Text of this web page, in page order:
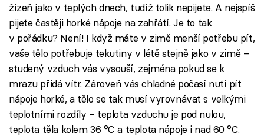
žízeň jako v teplých dnech, tudíž tolik nepijete. A nejspíš
pijete častěji horké nápoje na zahřátí. Je to tak
v pořádku? Není! I když máte v zimě menší potřebu pít,
vaše tělo potřebuje tekutiny v létě stejně jako v zimě –
studený vzduch vás vysouší, zejména pokud se k
mrazu přidá vítr. Zároveň vás chladné počasí nutí pít
nápoje horké, a tělo se tak musí vyrovnávat s velkými
teplotními rozdíly – teplota vzduchu je pod nulou,
teplota těla kolem 36 °C a teplota nápoje i nad 60 °C.